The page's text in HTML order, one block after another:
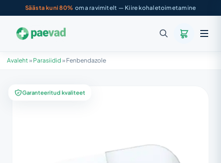
Säästa kuni 80% oma ravimitelt — Kiire kohaletoimetamine
Avaleht » Parasiidid » Fenbendazole
Garanteeritud kvaliteet